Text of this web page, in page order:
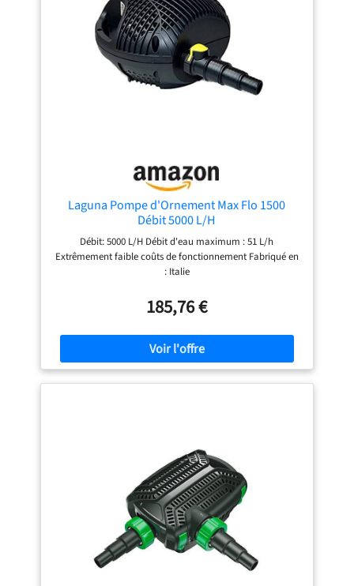
Laguna Pompe d'Ornement Max Flo 1500
Débit 5000 L/H
Débit: 5000 L/H Débit d'eau maximum : 51 L/h
Extrêmement faible coûts de fonctionnement Fabriqué en
: Italie
185,76 €